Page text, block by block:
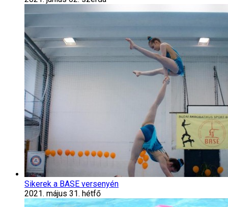
Sikerek a BASE versenyén
2021. május 31. hétfő